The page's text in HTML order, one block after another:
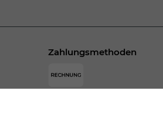
Zahlungsmethoden